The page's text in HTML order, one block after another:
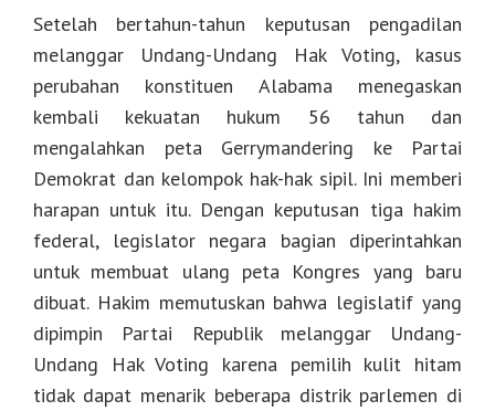
Setelah bertahun-tahun keputusan pengadilan
melanggar Undang-Undang Hak Voting, kasus
perubahan konstituen Alabama menegaskan
kembali kekuatan hukum 56 tahun dan
mengalahkan peta Gerrymandering ke Partai
Demokrat dan kelompok hak-hak sipil. Ini memberi
harapan untuk itu. Dengan keputusan tiga hakim
federal, legislator negara bagian diperintahkan
untuk membuat ulang peta Kongres yang baru
dibuat. Hakim memutuskan bahwa legislatif yang
dipimpin Partai Republik melanggar Undang-
Undang Hak Voting karena pemilih kulit hitam
tidak dapat menarik beberapa distrik parlemen di